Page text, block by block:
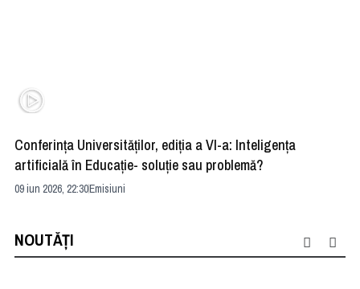
Conferința Universităților, ediția a VI-a: Inteligența
artificială în Educație- soluție sau problemă?
09 iun 2026, 22:30Emisiuni
NOUTĂȚI